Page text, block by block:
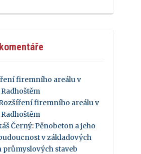
firemního areálu v
firemního areálu v
Černý: Pěnobeton a jeho
v základových
staveb